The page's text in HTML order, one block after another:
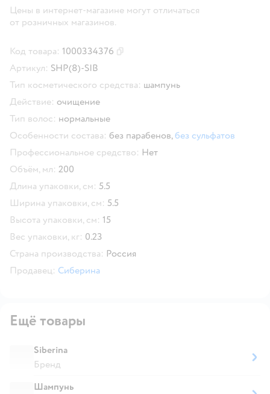
Цены в интернет-магазине могут отличаться
от розничных магазинов.
Код товара: 1000334376
Артикул: SHP(8)-SIB
Тип косметического средства: шампунь
Действие: очищение
Тип волос: нормальные
Особенности состава: без парабенов,без сульфатов
Профессиональное средство: Нет
Объём, мл: 200
Длина упаковки, см: 5.5
Ширина упаковки, см: 5.5
Высота упаковки, см: 15
Вес упаковки, кг: 0.23
Страна производства: Россия
Продавец: Сиберина
Ещё товары
Siberina
Бренд
Шампунь